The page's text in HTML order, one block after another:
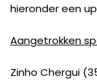
hieronder een
Aangetrokken
Zinho Chergui